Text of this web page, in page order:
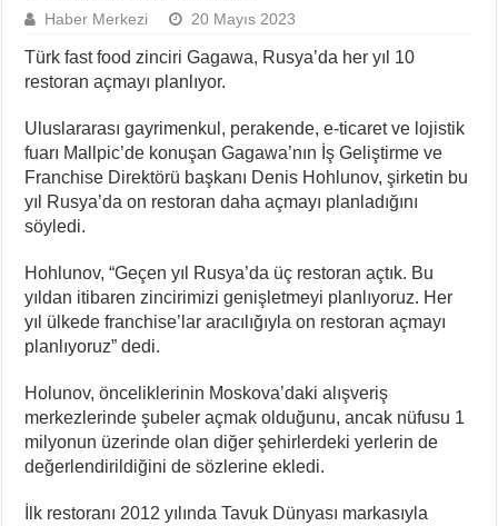
Haber Merkezi 20 Mayıs 2023
Türk fast food zinciri Gagawa, Rusya’da her yıl 10
restoran açmayı planlıyor.
Uluslararası gayrimenkul, perakende, e-ticaret ve lojistik
fuarı Mallpic’de konuşan Gagawa’nın İş Geliştirme ve
Franchise Direktörü başkanı Denis Hohlunov, şirketin bu
yıl Rusya’da on restoran daha açmayı planladığını
söyledi.
Hohlunov, “Geçen yıl Rusya’da üç restoran açtık. Bu
yıldan itibaren zincirimizi genişletmeyi planlıyoruz. Her
yıl ülkede franchise’lar aracılığıyla on restoran açmayı
planlıyoruz” dedi.
Holunov, önceliklerinin Moskova’daki alışveriş
merkezlerinde şubeler açmak olduğunu, ancak nüfusu 1
milyonun üzerinde olan diğer şehirlerdeki yerlerin de
değerlendirildiğini de sözlerine ekledi.
İlk restoranı 2012 yılında Tavuk Dünyası markasıyla